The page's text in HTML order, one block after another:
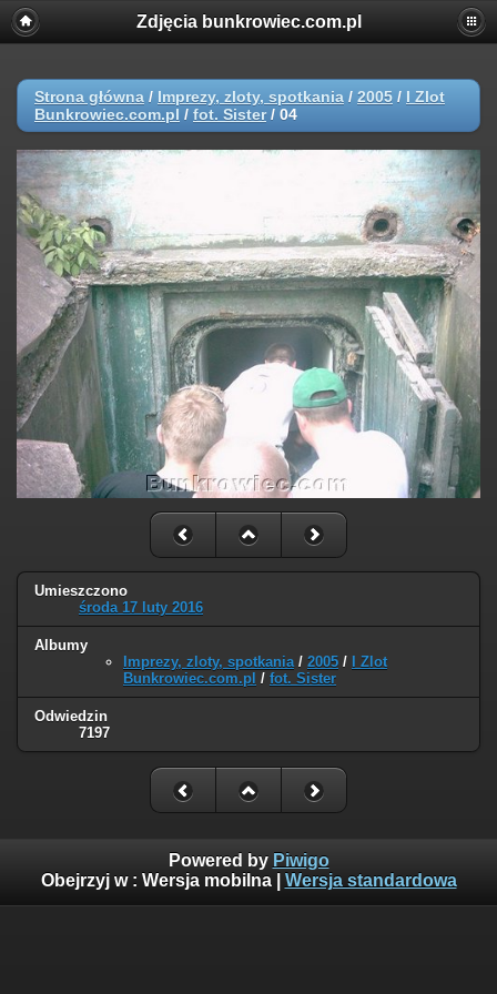
Zdjęcia bunkrowiec.com.pl
Strona główna / Imprezy, zloty, spotkania / 2005 / I Zlot
Bunkrowiec.com.pl / fot. Sister/ 04
Umieszczono
środa 17 luty 2016
Albumy
Imprezy, zloty, spotkania/ 2005 /
I Zlot
Bunkrowiec.com.pl / fot. Sister
Odwiedzin
7197
Powered by Piwigo
Obejrzyj w : Wersja mobilna| Wersja standardowa